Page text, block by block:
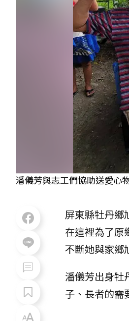
潘儀芳與志工們協助送愛心
屏東縣牡丹鄉
在這裡為了原
不斷她與家鄉
潘儀芳出身牡
子、長者的需